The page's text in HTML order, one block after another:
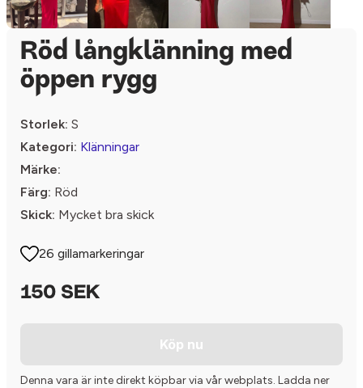
Röd långklänning med
öppen rygg
Storlek: S
Kategori: Klänningar
Märke:
Färg: Röd
Skick: Mycket bra skick
26 gillamarkeringar
150 SEK
Köp nu
Denna vara är inte direkt köpbar via vår webplats. Ladda ner